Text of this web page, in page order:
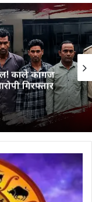
काले कागज
गिरफ्तार